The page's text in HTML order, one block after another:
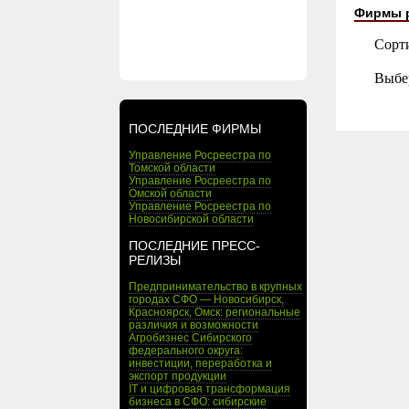
ПОСЛЕДНИЕ ФИРМЫ
Управление Росреестра по
Томской области
Управление Росреестра по
Омской области
Управление Росреестра по
Новосибирской области
ПОСЛЕДНИЕ ПРЕСС-
РЕЛИЗЫ
Предпринимательство в крупных
городах СФО — Новосибирск,
Красноярск, Омск: региональные
различия и возможности
Агробизнес Сибирского
федерального округа:
инвестиции, переработка и
экспорт продукции
IT и цифровая трансформация
бизнеса в СФО: сибирские
Фирмы